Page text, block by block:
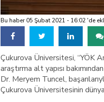
Bu haber 05 Şubat 2021 - 16:02 'de
Çukurova Üniversitesi, “YÖK
araştırma alt yapısı
Dr. Meryem Tuncel,
Çukurova Üniversitesinin